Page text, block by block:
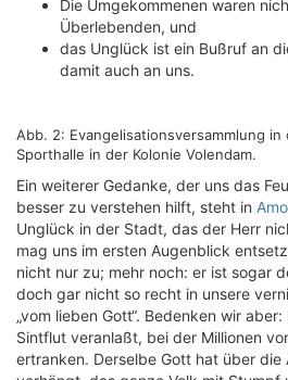
Die Umgekommenen waren
Überlebenden, und
das Unglück ist ein Bußruf an
damit auch an uns.
Abb. 2: Evangelisationsversammlung
Sporthalle in der Kolonie Volendam.
Ein weiterer Gedanke, der uns das
besser zu verstehen hilft, steht in
Unglück in der Stadt, das der Herr
mag uns im ersten Augenblick
nicht nur zu; mehr noch: er ist sogar
doch gar nicht so recht in unsere
„vom lieben Gott“. Bedenken wir
Sintflut veranlaßt, bei der Millionen
ertranken. Derselbe Gott hat über die